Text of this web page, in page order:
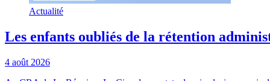
Actualité
Les enfants oubliés de la rétention
4 août 2026